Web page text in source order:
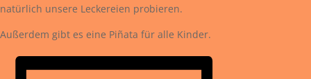
natürlich unsere Leckereien probieren.
Außerdem gibt es eine Piñata für alle Kinder.